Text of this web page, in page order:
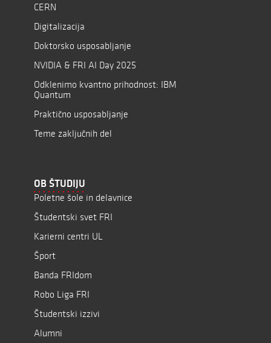
CERN
Digitalizacija
Doktorsko usposabljanje
NVIDIA & FRI AI Day 2025
Odklenimo kvantno prihodnost: IBM
Quantum
Praktično usposabljanje
Teme zaključnih del
OB ŠTUDIJU
Poletne šole in delavnice
Študentski svet FRI
Karierni centri UL
Šport
Banda FRIdom
Robo Liga FRI
Študentski izzivi
Alumni